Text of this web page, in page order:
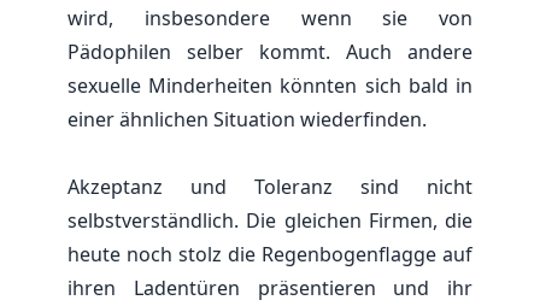
wird, insbesondere wenn sie von
Pädophilen selber kommt. Auch andere
sexuelle Minderheiten könnten sich bald in
einer ähnlichen Situation wiederfinden.
Akzeptanz und Toleranz sind nicht
selbstverständlich. Die gleichen Firmen, die
heute noch stolz die Regenbogenflagge auf
ihren Ladentüren präsentieren und ihr